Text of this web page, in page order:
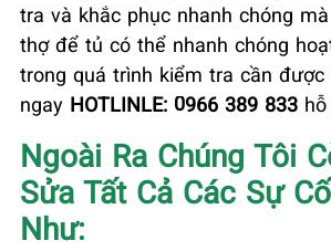
tra và khắc phục nhanh chóng
thợ để tủ có thể nhanh chóng
trong quá trình kiểm tra cần được
ngay HOTLINLE: 0966 389 833
Ngoài Ra Chúng Tôi
Sửa Tất Cả Các Sự
Như: